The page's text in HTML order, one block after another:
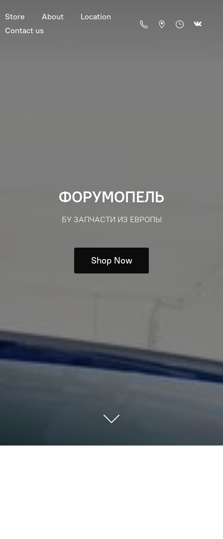
Store About
Location
Contact us
ФОРУМОПЕЛЬ
БУ ЗАПЧАСТИ ИЗ ЕВРОПЫ
Shop Now